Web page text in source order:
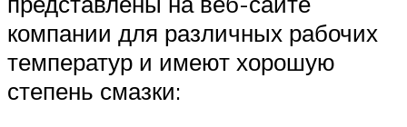
компании для различных рабочих
температур и имеют хорошую
степень смазки: